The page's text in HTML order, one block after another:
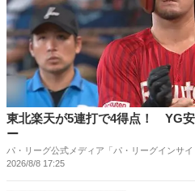
東北楽天が5連打で4得点！ YG
ー
パ・リーグ公式メディア「パ・リーグインサイ
2026/8/8 17:25